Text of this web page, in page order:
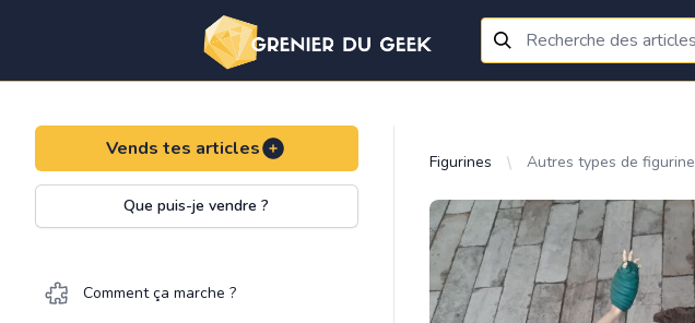
Vends tes articles
Que puis-je vendre ?
Comment ça marche ?
Figurines Autres types de figurine